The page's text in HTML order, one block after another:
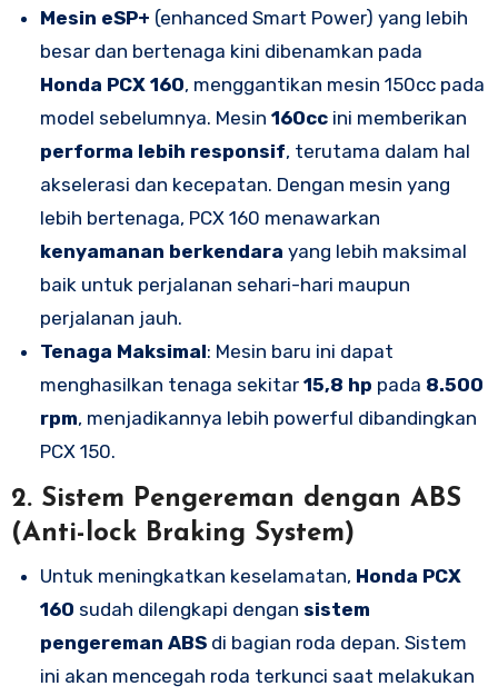
Mesin eSP+ (enhanced Smart Power) yang lebih
besar dan bertenaga kini dibenamkan pada
Honda PCX 160, menggantikan mesin 150cc pada
model sebelumnya. Mesin 160ccini memberikan
performa lebih responsif, terutama dalam hal
akselerasi dan kecepatan. Dengan mesin yang
lebih bertenaga, PCX 160 menawarkan
kenyamanan berkendara yang lebih maksimal
baik untuk perjalanan sehari-hari maupun
perjalanan jauh.
Tenaga Maksimal: Mesin baru ini dapat
menghasilkan tenaga sekitar 15,8 hp pada 8.500
rpm, menjadikannya lebih powerful dibandingkan
PCX 150.
2. Sistem Pengereman dengan ABS
(Anti-lock Braking System)
Untuk meningkatkan keselamatan, Honda PCX
160 sudah dilengkapi dengan sistem
pengereman ABSdi bagian roda depan. Sistem
ini akan mencegah roda terkunci saat melakukan